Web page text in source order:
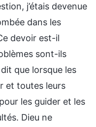
j’étais devenue
dans les
devoir est-il
sont-ils
que lorsque les
et toutes leurs
les guider et les
Dieu ne